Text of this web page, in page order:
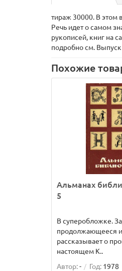
тираж 30000. В этом
Речь идет о самом
рукописей, книг на
подробно см.
Похожие
Альманах
5
В суперобложке.
продолжающееся
рассказывает о
настоящем К..
Автор:- Год: 1978